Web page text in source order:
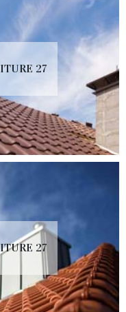
27
27